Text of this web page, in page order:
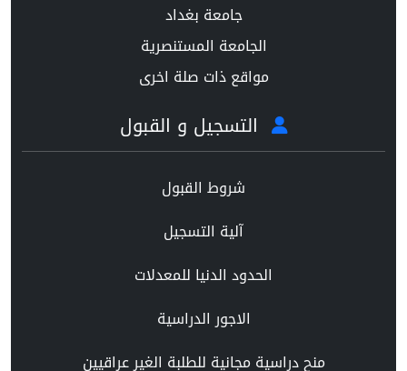
جامعة بغداد
الجامعة المستنصرية
مواقع ذات صلة اخرى
التسجيل و القبول
شروط القبول
آلية التسجيل
الحدود الدنيا للمعدلات
الاجور الدراسية
منح دراسية مجانية للطلبة الغير عراقيين